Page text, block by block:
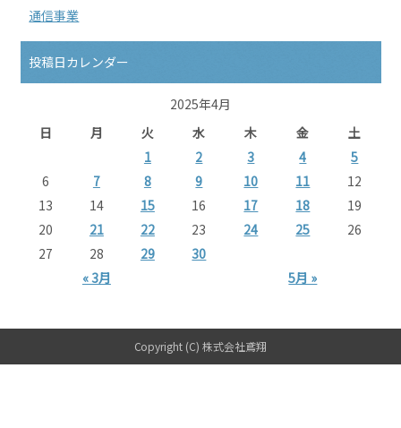
通信事業
投稿日カレンダー
2025年4月
日
月 火 水 木 金 土
« 3月 5月 »
1 2 3 4
5
6
7 8 9 10 11
12
13
14 15 16 17 18
19
20
21 22 23 24 25
26
27
28 29 30
Copyright (C) 株式会社鳶翔